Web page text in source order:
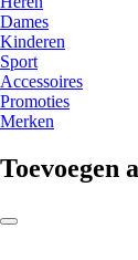
Dames
Kinderen
Sport
Accessoires
Promoties
Merken
Toevoegen